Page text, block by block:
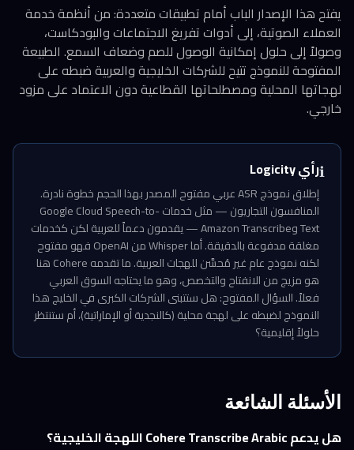
يفتح هذا الإصدار الباب أمام تطبيقات متعددة: من أنظمة خدمة
العملاء الصوتية، إلى أدوات تفريغ الاجتماعات والبودكاست،
وصولاً إلى حلول إمكانية الوصول للصم وضعاف السمع. الطبيعة
المفتوحة للنموذج تتيح للشركات الخليجية والعربية ضبطه على
لهجاتها المحلية ومصطلحاتها القطاعية دون الاعتماد على مزود
خارجي.
ℹ️رأي Logicity
إطلاق نموذج ASR عربي مفتوح المصدر بهذا الحجم خطوة نادرة.
المنافسون التجاريون — مثل خدمات Google Cloud Speech-to-
Text وAmazon Transcribe — يقدمون دعماً للعربية لكن كخدمات
مغلقة مدفوعة بالدقيقة. أما Whisper من OpenAI فهو مفتوح
لكنه نموذج عام غير مُحسَّن للهجات العربية. ما تقدمه Cohere هنا
هو مزيج من الانفتاح والتخصص، وهو ما يحتاجه السوق العربي
فعلاً. السؤال المفتوح: هل ستتبنى الشركات الكبرى في الخليج هذا
النموذج لضبطه على لهجة محلية (كالنجدية أو الإماراتية)، أم ستنتظر
حلولاً إقليمية؟
الأسئلة الشائعة
هل يدعم Cohere Transcribe Arabic اللهجة الخليجية؟